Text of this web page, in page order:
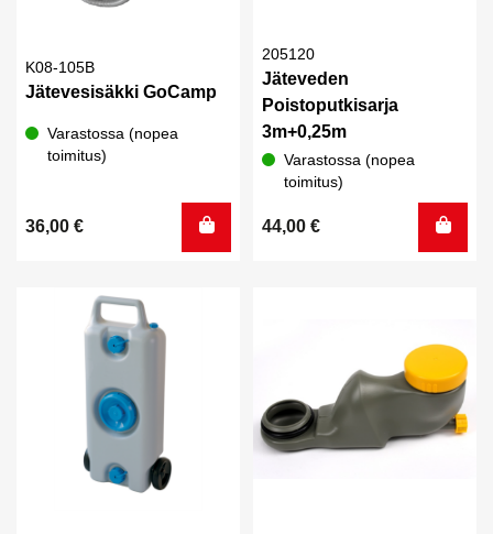
K08-105B
Jätevesisäkki GoCamp
Varastossa (nopea
toimitus)
36,00 €
205120
Jäteveden
Poistoputkisarja
3m+0,25m
Varastossa (nopea
toimitus)
44,00 €